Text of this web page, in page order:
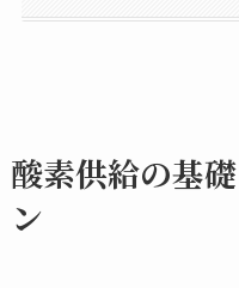
酸素供給の基
ン